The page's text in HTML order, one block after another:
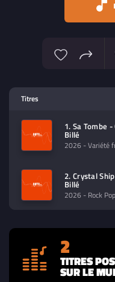
Titres
1. Sa Tombe
Billé
2026 - Variété
2. Crystal
Billé
2026 - Rock Pop
2
TITRES
SUR LE